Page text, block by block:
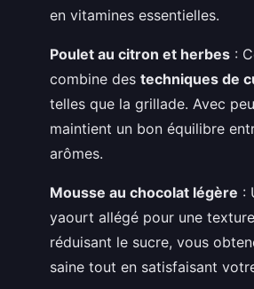
en vitamines essentielles.
Poulet au citron et herbes :
combine des techniques de
telles que la grillade. Avec
maintient un bon équilibre
arômes.
Mousse au chocolat légère :
yaourt allégé pour une
réduisant le sucre, vous
saine tout en satisfaisant